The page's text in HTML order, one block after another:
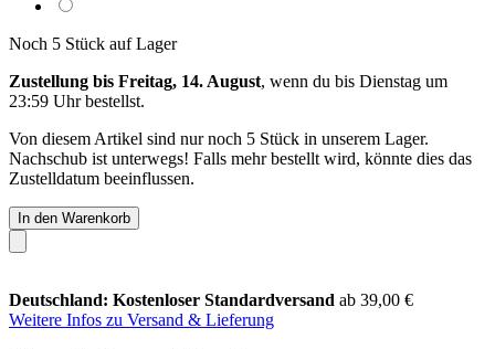
Noch 5 Stück auf Lager
Zustellung bis Freitag, 14. August, wenn du bis Dienstag um
23:59 Uhrbestellst.
Von diesem Artikel sind nur noch 5 Stück in unserem Lager.
Nachschub ist unterwegs! Falls mehr bestellt wird, könnte dies das
Zustelldatum beeinflussen.
In den Warenkorb
Deutschland: Kostenloser Standardversand ab 39,00 €
Weitere Infos zu Versand & Lieferung